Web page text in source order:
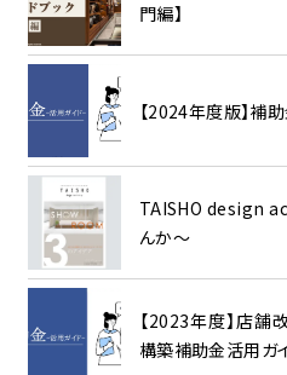
門編】
【2024年度版】補
TAISHO design
んか～
【2023年度】店舗
構築補助金活用ガ